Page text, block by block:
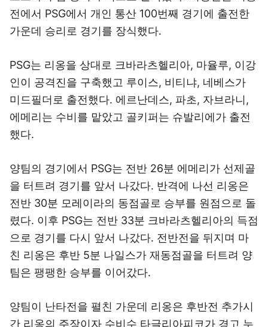
전에서 PSG에서 개인 통산 100번째 경기에 출전한
가운데 승리로 경기를 장식했다.
PSG는 리옹을 상대로 크바라츠헬리아, 마율루, 이강
인이 공격진을 구축했고 루이스, 비티냐, 네베스가
미드필더로 출전했다. 에르난데스, 파초, 자브라니,
에메리는 수비를 맡았고 골키퍼는 슈발리에가 출전
했다.
양팀의 경기에서 PSG는 전반 26분 에메리가 선제골
을 터트려 경기를 앞서 나갔다. 반격에 나선 리옹은
전반 30분 모레이라의 동점골로 승부를 원점으로 돌
렸다. 이후 PSG는 전반 33분 크바라츠헬리아의 득점
으로 경기를 다시 앞서 나갔다. 전반전을 뒤지며 마
친 리옹은 후반 5분 나일스가 재동점골을 터트려 양
팀은 팽팽한 승부를 이어갔다.
양팀이 난타전을 펼친 가운데 리옹은 후반전 추가시
간 리옹의 주장이자 수비수 타글리아피코가 경고 누